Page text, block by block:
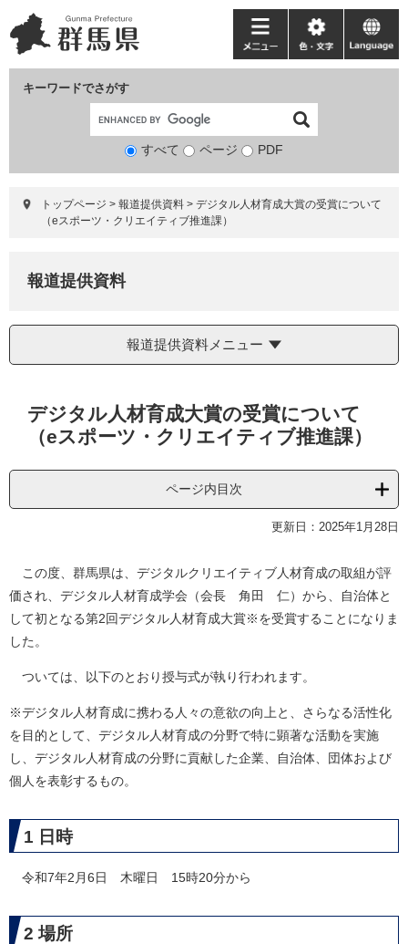
ー
ジ
ニ
ュ
て
キーワードでさがす
検
象
すべて ページ PDF
メ
ニ
ー
色・
文
language
トップページ > 報道提供資料 > デジタル人材育成大賞の受賞について
（eスポーツ・クリエイティブ推進課）
報道提供資料
報道提供資料メニュー
デジタル人材育成大賞の受賞について
（eスポーツ・クリエイティブ推進課）
ページ内目次
更新日：2025年1月28日
この度、群馬県は、デジタルクリエイティブ人材育成の取組が評
価され、デジタル人材育成学会（会長 角田 仁）から、自治体と
して初となる第2回デジタル人材育成大賞※を受賞することになりま
した。
ついては、以下のとおり授与式が執り行われます。
※デジタル人材育成に携わる人々の意欲の向上と、さらなる活性化
を目的として、デジタル人材育成の分野で特に顕著な活動を実施
し、デジタル人材育成の分野に貢献した企業、自治体、団体および
個人を表彰するもの。
1 日時
令和7年2月6日 木曜日 15時20分から
2 場所